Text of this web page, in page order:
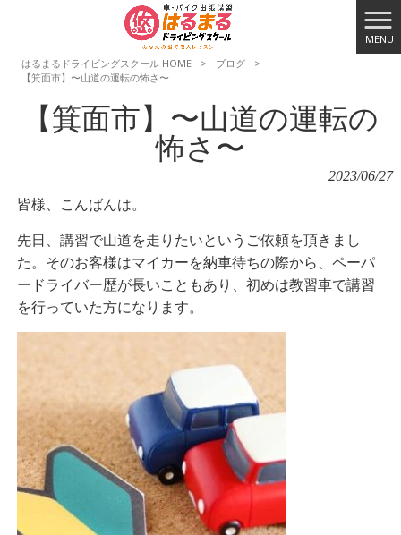
MENU
はるまるドライビングスクール HOME
> ブログ
>
【箕面市】〜山道の運転の怖さ〜
【箕面市】〜山道の運転の
怖さ〜
2023/06/27
皆様、こんばんは。
先日、講習で山道を走りたいというご依頼を頂きまし
た。そのお客様はマイカーを納車待ちの際から、ペーパ
ードライバー歴が長いこともあり、初めは教習車で講習
を行っていた方になります。